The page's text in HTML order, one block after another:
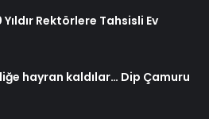
Rektörlere Tahsisli Ev
hayran kaldılar… Dip Çamuru